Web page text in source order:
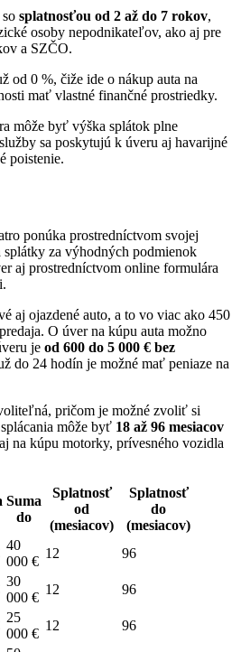
splatnosťou od 2 až do 7 rokov,
osoby nepodnikateľov, ako aj pre
a SZČO.
od 0 %, čiže ide o nákup auta na
mať vlastné finančné prostriedky.
môže byť výška splátok plne
sa poskytujú k úveru aj havarijné
poistenie.
ponúka prostredníctvom svojej
splátky za výhodných podmienok
aj prostredníctvom online formulára
aj ojazdené auto, a to vo viac ako 450
O úver na kúpu auta možno
je od 600 do 5 000 € bez
do 24 hodín je možné mať peniaze na
pričom je možné zvoliť si
môže byť 18 až 96 mesiacov
na kúpu motorky, prívesného vozidla
Suma
do
Splatnosť
od
(mesiacov)
Splatnosť
do
(mesiacov)
40
000 €
12 96
30
000 €
12 96
25
000 €
12 96